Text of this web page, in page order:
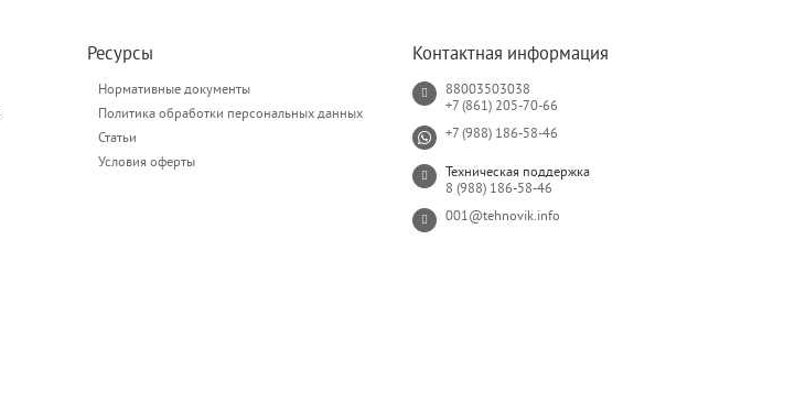
Ресурсы
Нормативные документы
Политика обработки персональных данных
Статьи
Условия оферты
Контактная информация
88003503038
+7 (861) 205-70-66
+7 (988) 186-58-46
Техническая поддержка
8 (988) 186-58-46
001@tehnovik.info